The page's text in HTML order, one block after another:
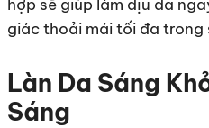
hợp sẽ giúp làm dịu da
giác thoải mái tối đa trong
Làn Da Sáng
Sáng